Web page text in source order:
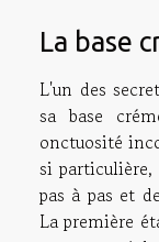
La base
L'un des
sa base
onctuosité
si
pas à pas et
La première